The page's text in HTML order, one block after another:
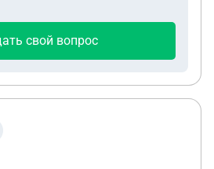
свой вопрос